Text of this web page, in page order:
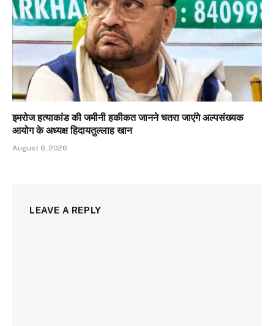
इमरोज हत्याकांड की जमीनी हकीकत जानने चतरा जाएंगे अल्पसंख्यक
आयोग के अध्यक्ष हिदायतुल्लाह खान
August 6, 2026
LEAVE A REPLY